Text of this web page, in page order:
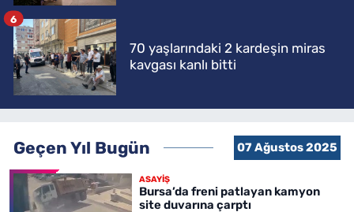
70 yaşlarındaki 2 kardeşin miras
kavgası kanlı bitti
6
Geçen Yıl Bugün 07 Ağustos 2025
ASAYİŞ
Bursa’da freni patlayan kamyon
site duvarına çarptı